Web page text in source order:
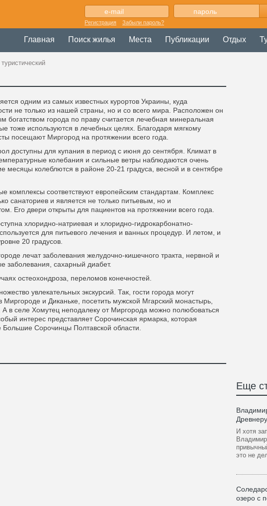
Регистрация Забыли пароль?
Главная Поиск жилья Места Публикации Отдых
одним из самых известных курортов Украины, куда
не только из нашей страны, но и со всего мира. Расположен он
богатством города по праву считается лечебная минеральная
тоже используются в лечебных целях. Благодаря мягкому
посещают Миргород на протяжении всего года.
доступны для купания в период с июня до сентября. Климат в
колебания и сильные ветры наблюдаются очень
месяцы колеблются в районе 20-21 градуса, весной и в сентябре
комплексы соответствуют европейским стандартам. Комплекс
санаториев и является не только питьевым, но и
Его двери открыты для пациентов на протяжении всего года.
хлоридно-натриевая и хлоридно-гидрокарбонатно-
для питьевого лечения и ванных процедур. И летом, и
20 градусов.
лечат заболевания желудочно-кишечного тракта, нервной и
заболевания, сахарный диабет.
остеохондроза, переломов конечностей.
увлекательных экскурсий. Так, гости города могут
Миргороде и Диканьке, посетить мужской Мгарский монастырь,
в селе Хомутец неподалеку от Миргорода можно полюбоваться
интерес представляет Сорочинская ярмарка, которая
Сорочинцы Полтавской области.
Еще
И хотя
это не
озеро с